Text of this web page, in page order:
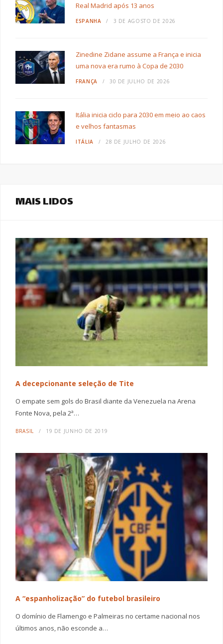
Real Madrid após 13 anos
ESPANHA 3 DE AGOSTO DE 2026
Zinedine Zidane assume a França e inicia
uma nova era rumo à Copa de 2030
FRANÇA 30 DE JULHO DE 2026
Itália inicia ciclo para 2030 em meio ao caos
e velhos fantasmas
ITÁLIA 28 DE JULHO DE 2026
MAIS LIDOS
A decepcionante seleção de Tite
O empate sem gols do Brasil diante da Venezuela na Arena
Fonte Nova, pela 2ª…
BRASIL 19 DE JUNHO DE 2019
A “espanholização” do futebol brasileiro
O domínio de Flamengo e Palmeiras no certame nacional nos
últimos anos, não esconde a…